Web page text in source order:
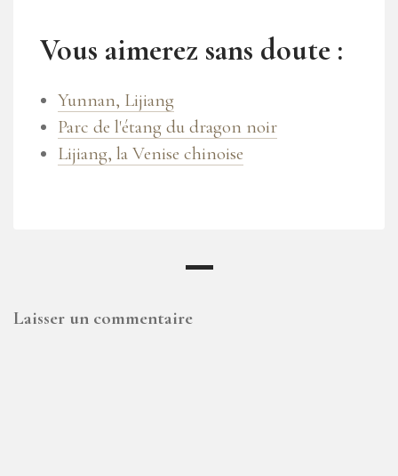
Vous aimerez sans doute :
Yunnan, Lijiang
Parc de l'étang du dragon noir
Lijiang, la Venise chinoise
Laisser un commentaire